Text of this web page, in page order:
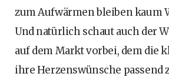
zum Aufwärmen bleiben kaum
Und natürlich schaut auch der
auf dem Markt vorbei, dem die
ihre Herzenswünsche passend